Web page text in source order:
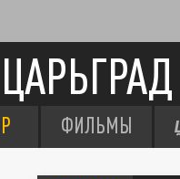
ЦАРЬГРАД
ФИЛЬМЫ